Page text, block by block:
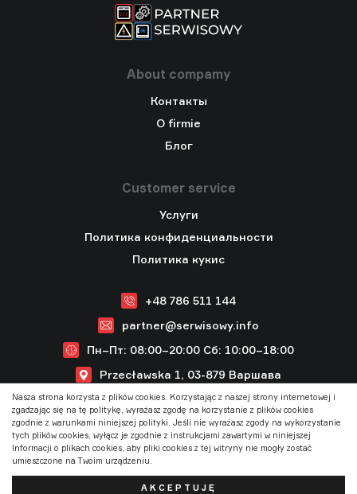
Nasza strona korzysta z plików cookies. Korzystając z naszej strony internetowej i
zgadzając się na tę politykę, wyrażasz zgodę na korzystanie z plików cookies
zgodnie z warunkami niniejszej polityki. Jeśli nie wyrażasz zgody na wykorzystanie
tych plików cookies, wyłącz je zgodnie z instrukcjami zawartymi w niniejszej
Informacji o plikach cookies, aby pliki cookies z tej witryny nie mogły zostać
umieszczone na Twoim urządzeniu.
AKCEPTUJĘ
About compamy
Контакты
O firmie
Блог
Customer service
Услуги
Политика конфиденциальности
Политика кукис
+48 786 511 144
partner@serwisowy.info
Пн–Пт: 08:00–20:00 Cб: 10:00–18:00
Przecławska 1, 03-879 Варшава
2026 © Partner serwisowy
RealizacjaMX-Studio(Pl) Zamów serwis